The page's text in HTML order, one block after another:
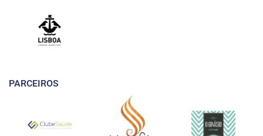
PARCEIROS